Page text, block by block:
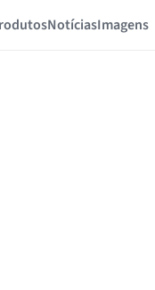
NotíciasImagens